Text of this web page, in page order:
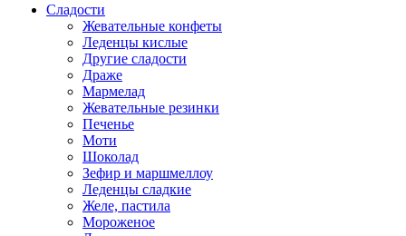
Сладости
Жевательные конфеты
Леденцы кислые
Другие сладости
Драже
Мармелад
Жевательные резинки
Печенье
Моти
Шоколад
Зефир и маршмеллоу
Леденцы сладкие
Желе, пастила
Мороженое